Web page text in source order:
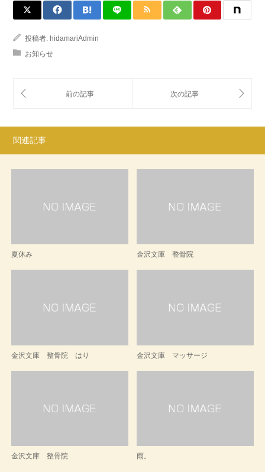
投稿者: hidamariAdmin
お知らせ
関連記事
夏休み 金沢文庫 整骨院
金沢文庫 整骨院 はり 金沢文庫 マッサージ
金沢文庫 整骨院 雨。